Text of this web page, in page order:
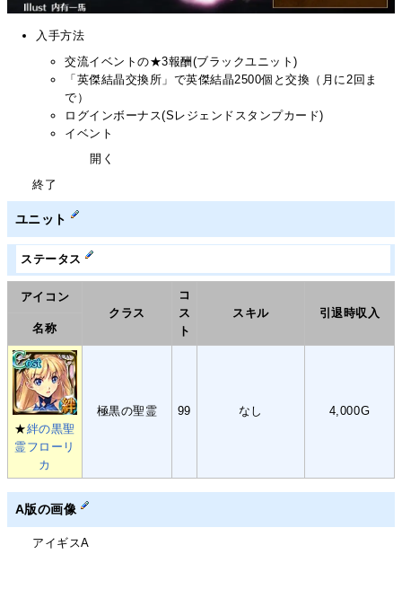
入手方法
交流イベントの★3報酬(ブラックユニット)
「英傑結晶交換所」で英傑結晶2500個と交換（月に2回ま
で）
ログインボーナス(Sレジェンドスタンプカード)
イベント
開く
終了
ユニット
ステータス
アイコン
クラス
コ
ス
ト
スキル
引退時収入
名称
★絆の黒聖
霊フローリ
カ
極黒の聖霊 99 なし 4,000G
A版の画像
アイギスA